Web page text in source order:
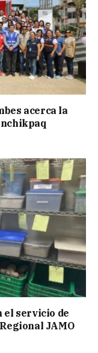
acerca la
el servicio de
JAMO